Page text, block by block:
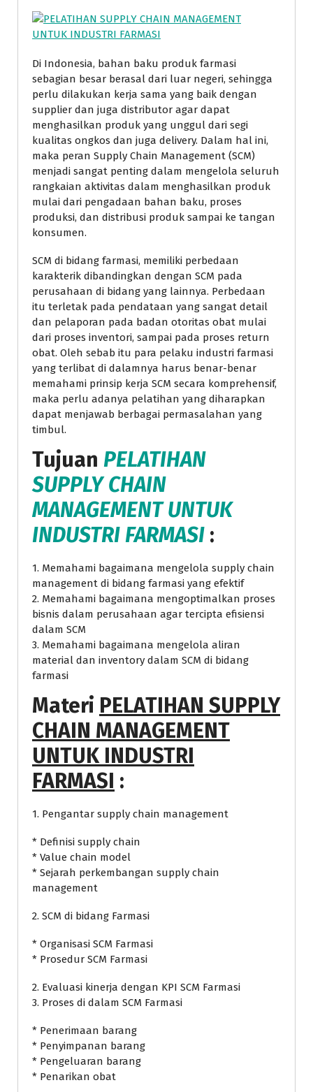
Di Indonesia, bahan baku produk farmasi
sebagian besar berasal dari luar negeri, sehingga
perlu dilakukan kerja sama yang baik dengan
supplier dan juga distributor agar dapat
menghasilkan produk yang unggul dari segi
kualitas ongkos dan juga delivery. Dalam hal ini,
maka peran Supply Chain Management (SCM)
menjadi sangat penting dalam mengelola seluruh
rangkaian aktivitas dalam menghasilkan produk
mulai dari pengadaan bahan baku, proses
produksi, dan distribusi produk sampai ke tangan
konsumen.
SCM di bidang farmasi, memiliki perbedaan
karakterik dibandingkan dengan SCM pada
perusahaan di bidang yang lainnya. Perbedaan
itu terletak pada pendataan yang sangat detail
dan pelaporan pada badan otoritas obat mulai
dari proses inventori, sampai pada proses return
obat. Oleh sebab itu para pelaku industri farmasi
yang terlibat di dalamnya harus benar-benar
memahami prinsip kerja SCM secara komprehensif,
maka perlu adanya pelatihan yang diharapkan
dapat menjawab berbagai permasalahan yang
timbul.
Tujuan PELATIHAN
SUPPLY CHAIN
MANAGEMENT UNTUK
INDUSTRI FARMASI :
1. Memahami bagaimana mengelola supply chain
management di bidang farmasi yang efektif
2. Memahami bagaimana mengoptimalkan proses
bisnis dalam perusahaan agar tercipta efisiensi
dalam SCM
3. Memahami bagaimana mengelola aliran
material dan inventory dalam SCM di bidang
farmasi
Materi PELATIHAN SUPPLY
CHAIN MANAGEMENT
UNTUK INDUSTRI
FARMASI :
1. Pengantar supply chain management
* Definisi supply chain
* Value chain model
* Sejarah perkembangan supply chain
management
2. SCM di bidang Farmasi
* Organisasi SCM Farmasi
* Prosedur SCM Farmasi
2. Evaluasi kinerja dengan KPI SCM Farmasi
3. Proses di dalam SCM Farmasi
* Penerimaan barang
* Penyimpanan barang
* Pengeluaran barang
* Penarikan obat